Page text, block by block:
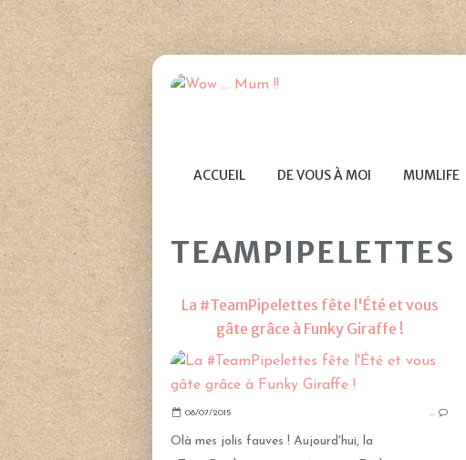
ACCUEIL DE VOUS À MOI MUMLIFE
TEAMPIPELETTES
La #TeamPipelettes fête l'Été et vous
gâte grâce à Funky Giraffe !
08/07/2015 …
Olà mes jolis fauves ! Aujourd'hui, la